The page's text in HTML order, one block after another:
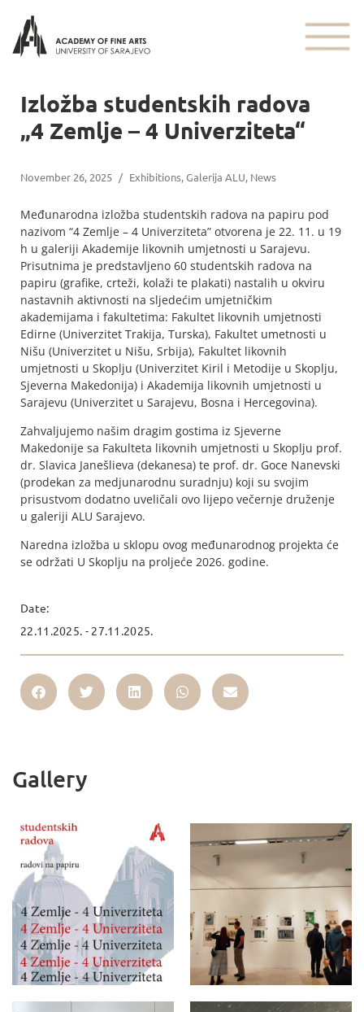
Izložba studentskih radova
„4 Zemlje – 4 Univerziteta“
November 26, 2025 / Exhibitions,Galerija ALU, News
Međunarodna izložba studentskih radova na papiru pod
nazivom “4 Zemlje – 4 Univerziteta” otvorena je 22. 11. u 19
h u galeriji Akademije likovnih umjetnosti u Sarajevu.
Prisutnima je predstavljeno 60 studentskih radova na
papiru (grafike, crteži, kolaži te plakati) nastalih u okviru
nastavnih aktivnosti na sljedećim umjetničkim
akademijama i fakultetima: Fakultet likovnih umjetnosti
Edirne (Univerzitet Trakija, Turska), Fakultet umetnosti u
Nišu (Univerzitet u Nišu, Srbija), Fakultet likovnih
umjetnosti u Skoplju (Univerzitet Kiril i Metodije u Skoplju,
Sjeverna Makedonija) i Akademija likovnih umjetnosti u
Sarajevu (Univerzitet u Sarajevu, Bosna i Hercegovina).
Zahvaljujemo našim dragim gostima iz Sjeverne
Makedonije sa Fakulteta likovnih umjetnosti u Skoplju prof.
dr. Slavica Janešlieva (dekanesa) te prof. dr. Goce Nanevski
(prodekan za medjunarodnu suradnju) koji su svojim
prisustvom dodatno uveličali ovo lijepo večernje druženje
u galeriji ALU Sarajevo.
Naredna izložba u sklopu ovog međunarodnog projekta će
se održati U Skoplju na proljeće 2026. godine.
Date:
22.11.2025. - 27.11.2025.
Gallery